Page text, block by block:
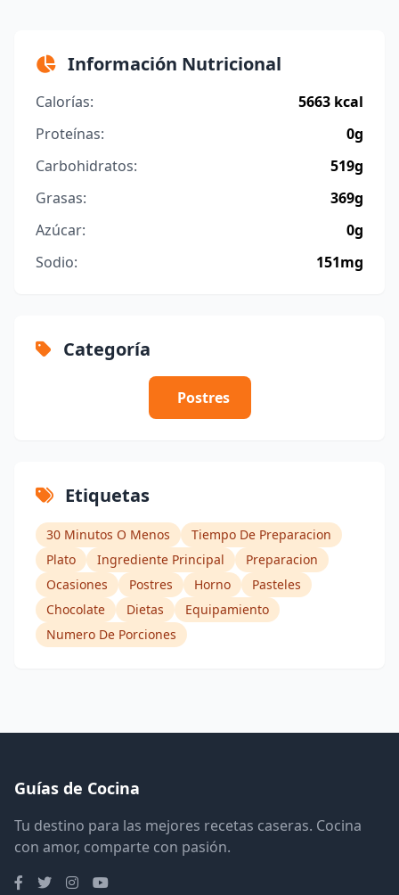
Información Nutricional
Calorías:
5663 kcal
Proteínas:
0g
Carbohidratos:
519g
Grasas:
369g
Azúcar:
0g
Sodio:
151mg
Categoría
Postres
Etiquetas
30 Minutos O Menos
Tiempo De Preparacion
Plato
Ingrediente Principal
Preparacion
Ocasiones
Postres Horno
Pasteles
Chocolate
Dietas
Equipamiento
Numero De Porciones
Guías de Cocina
Tu destino para las mejores recetas caseras. Cocina
con amor, comparte con pasión.